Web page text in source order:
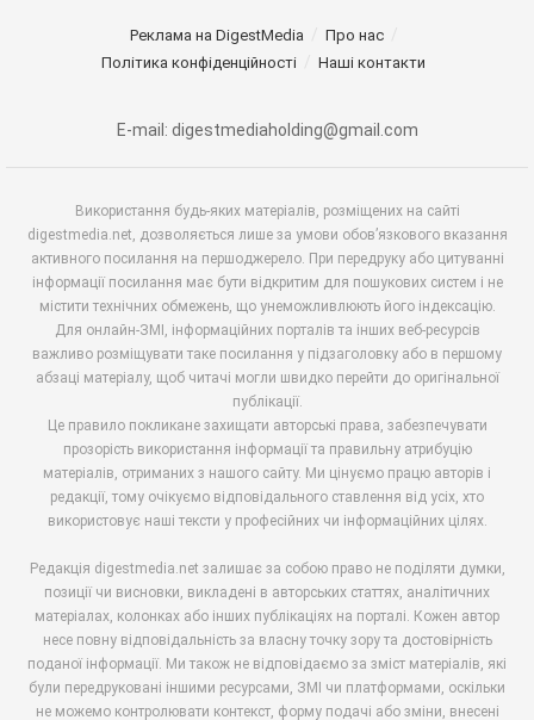
Реклама на DigestMedia
Про нас
Політика конфіденційності
Наші контакти
E-mail: digestmediaholding@gmail.com
Використання будь-яких матеріалів, розміщених на сайті
digestmedia.net, дозволяється лише за умови обов’язкового вказання
активного посилання на першоджерело. При передруку або цитуванні
інформації посилання має бути відкритим для пошукових систем і не
містити технічних обмежень, що унеможливлюють його індексацію.
Для онлайн-ЗМІ, інформаційних порталів та інших веб-ресурсів
важливо розміщувати таке посилання у підзаголовку або в першому
абзаці матеріалу, щоб читачі могли швидко перейти до оригінальної
публікації.
Це правило покликане захищати авторські права, забезпечувати
прозорість використання інформації та правильну атрибуцію
матеріалів, отриманих з нашого сайту. Ми цінуємо працю авторів і
редакції, тому очікуємо відповідального ставлення від усіх, хто
використовує наші тексти у професійних чи інформаційних цілях.
Редакція digestmedia.net залишає за собою право не поділяти думки,
позиції чи висновки, викладені в авторських статтях, аналітичних
матеріалах, колонках або інших публікаціях на порталі. Кожен автор
несе повну відповідальність за власну точку зору та достовірність
поданої інформації. Ми також не відповідаємо за зміст матеріалів, які
були передруковані іншими ресурсами, ЗМІ чи платформами, оскільки
не можемо контролювати контекст, форму подачі або зміни, внесені